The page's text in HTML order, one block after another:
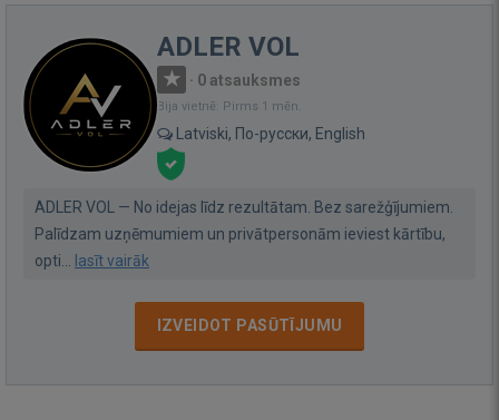
ADLER VOL
· 0 atsauksmes
Bija vietnē: Pirms 1 mēn.
Latviski, По-русски, English
ADLER VOL — No idejas līdz rezultātam. Bez sarežģījumiem.
Palīdzam uzņēmumiem un privātpersonām ieviest kārtību,
opti... lasīt vairāk
IZVEIDOT PASŪTĪJUMU